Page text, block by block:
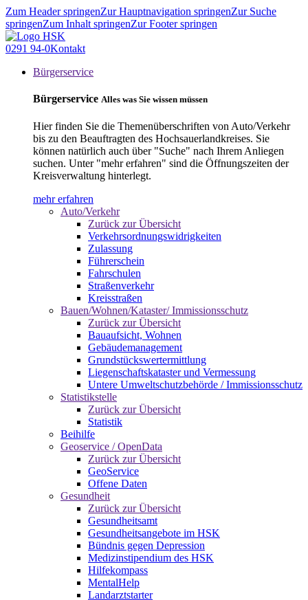
Zum Header springenZur Hauptnavigation springenZur Suche
springenZum Inhalt springenZur Footer springen
0291 94-0Kontakt
Bürgerservice
Bürgerservice Alles was Sie wissen müssen
Hier finden Sie die Themenüberschriften von Auto/Verkehr
bis zu den Beauftragten des Hochsauerlandkreises. Sie
können natürlich auch über "Suche" nach Ihrem Anliegen
suchen. Unter "mehr erfahren" sind die Öffnungszeiten der
Kreisverwaltung hinterlegt.
mehr erfahren
Auto/Verkehr
Zurück zur Übersicht
Verkehrsordnungswidrigkeiten
Zulassung
Führerschein
Fahrschulen
Straßenverkehr
Kreisstraßen
Bauen/Wohnen/Kataster/ Immissionsschutz
Zurück zur Übersicht
Bauaufsicht, Wohnen
Gebäudemanagement
Grundstückswertermittlung
Liegenschaftskataster und Vermessung
Untere Umweltschutzbehörde / Immissionsschutz
Statistikstelle
Zurück zur Übersicht
Statistik
Beihilfe
Geoservice / OpenData
Zurück zur Übersicht
GeoService
Offene Daten
Gesundheit
Zurück zur Übersicht
Gesundheitsamt
Gesundheitsangebote im HSK
Bündnis gegen Depression
Medizinstipendium des HSK
Hilfekompass
MentalHelp
Landarztstarter